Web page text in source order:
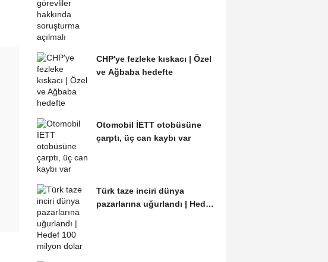
CHP'ye fezleke kıskacı | Özel
ve Ağbaba hedefte
Otomobil İETT otobüsüne
çarptı, üç can kaybı var
Türk taze inciri dünya
pazarlarına uğurlandı | Hedef